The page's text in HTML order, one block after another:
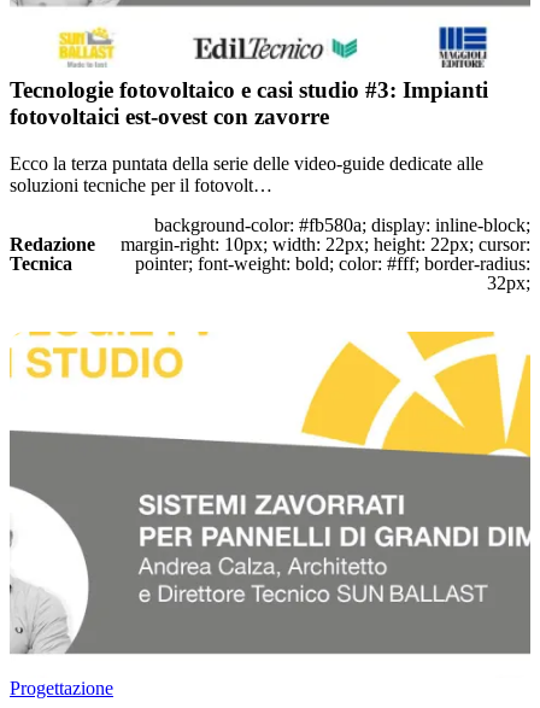
Tecnologie fotovoltaico e casi studio #3: Impianti
fotovoltaici est-ovest con zavorre
Ecco la terza puntata della serie delle video-guide dedicate alle
soluzioni tecniche per il fotovolt…
Redazione
Tecnica
background-color: #fb580a; display: inline-block;
margin-right: 10px; width: 22px; height: 22px; cursor:
pointer; font-weight: bold; color: #fff; border-radius:
32px;
Progettazione